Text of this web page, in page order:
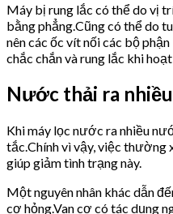
Máy bị rung lắc có thể do vị
bằng phẳng.Cũng có thể do
nên các ốc vít nối các bộ
chắc chắn và rung lắc khi hoạt
Nước thải ra nhiều
Khi máy lọc nước ra nhiều
tắc.Chính vì vậy, việc thường
giúp giảm tình trạng này.
Một nguyên nhân khác dẫn
cơ hỏng.Van cơ có tác dụng